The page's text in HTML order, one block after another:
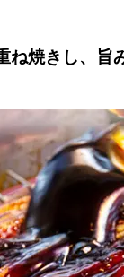
ね焼きし、旨